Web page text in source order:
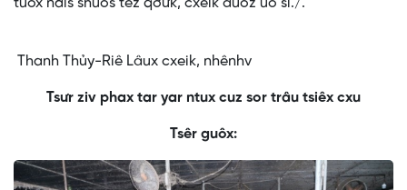
tuôx ndis shuôs têz qơưk, cxeik đuôz uô si./.
Thanh Thủy-Riê Lâux cxeik, nhênhv
Tsưr ziv phax tar yar ntux cuz sor trâu tsiêx cxu
Tsêr guôx: